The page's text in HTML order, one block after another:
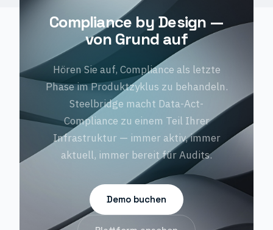
Compliance by Design —
von Grund auf
Hören Sie auf, Compliance als letzte
Phase im Produktzyklus zu behandeln.
Steelbridge macht Data-Act-
Compliance zu einem Teil Ihrer
Infrastruktur — immer aktiv, immer
aktuell, immer bereit für Audits.
Demo buchen